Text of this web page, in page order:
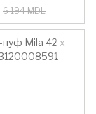
6 194 MDL